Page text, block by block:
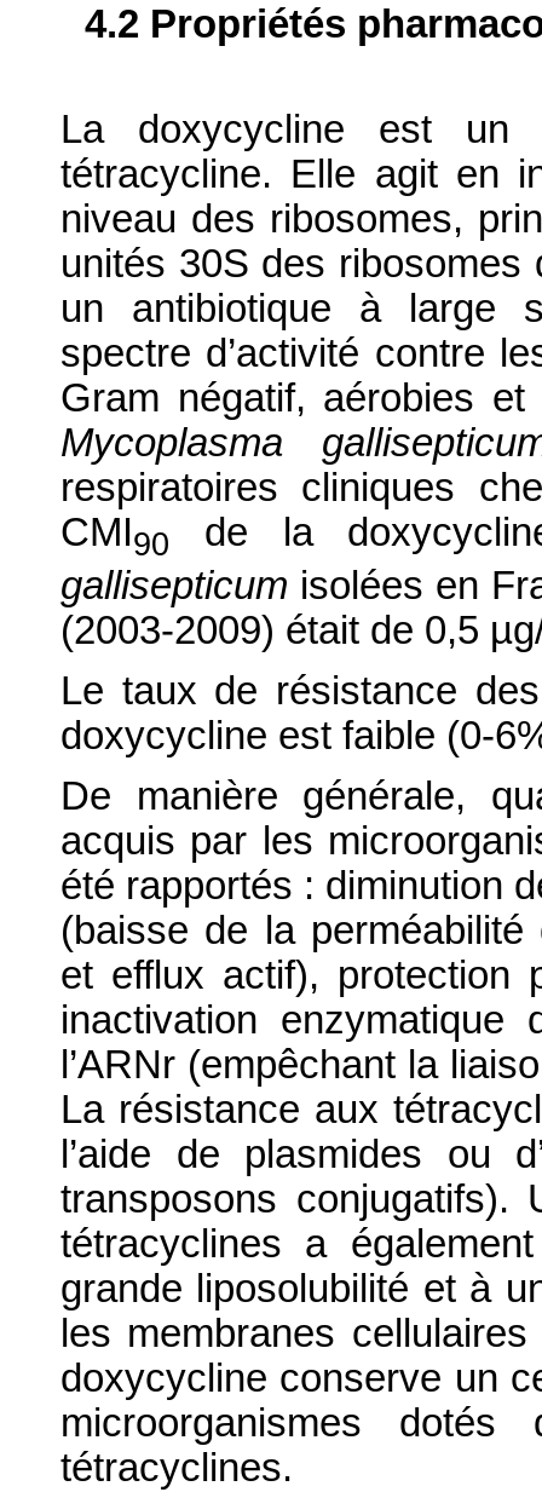
4.2 Propriétés
La doxycycline est un
tétracycline. Elle agit en
niveau des ribosomes,
unités 30S des
un antibiotique à large
spectre d’activité contre
Gram négatif, aérobies
Mycoplasma
respiratoires cliniques
CMI90
de la
gallisepticum isolées en
(2003-2009) était de 0,5
Le taux de résistance
doxycycline est faible (0-
De manière générale,
acquis par les
été rapportés : diminution
(baisse de la
et efflux actif), protection
inactivation enzymatique
l’ARNr (empêchant la
La résistance aux
l’aide de plasmides ou
transposons conjugatifs).
tétracyclines a
grande liposolubilité et à
les membranes
doxycycline conserve un
microorganismes
tétracyclines.